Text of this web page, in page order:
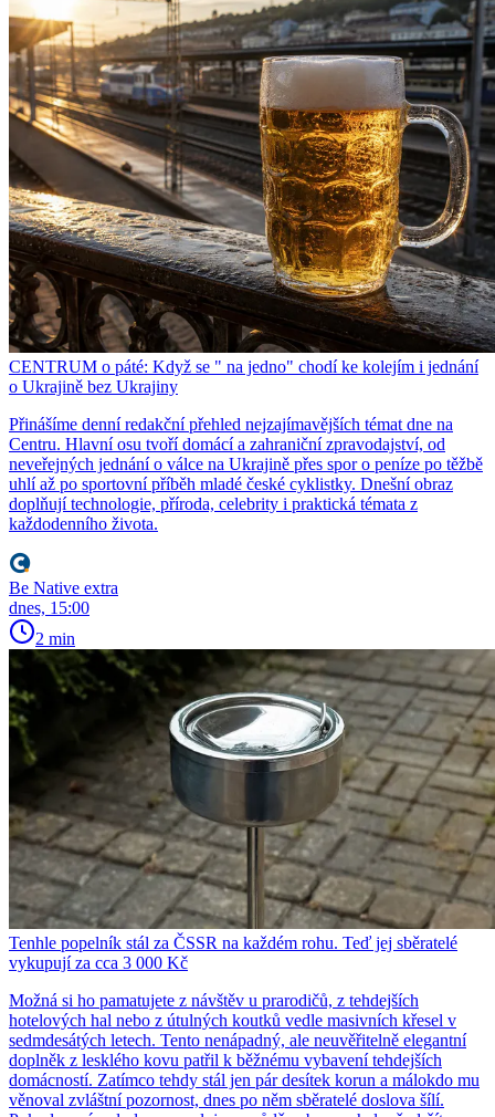
CENTRUM o páté: Když se " na jedno" chodí ke kolejím i jednání
o Ukrajině bez Ukrajiny
Přinášíme denní redakční přehled nejzajímavějších témat dne na
Centru. Hlavní osu tvoří domácí a zahraniční zpravodajství, od
neveřejných jednání o válce na Ukrajině přes spor o peníze po těžbě
uhlí až po sportovní příběh mladé české cyklistky. Dnešní obraz
doplňují technologie, příroda, celebrity i praktická témata z
každodenního života.
Be Native extra
dnes, 15:00
2 min
Tenhle popelník stál za ČSSR na každém rohu. Teď jej sběratelé
vykupují za cca 3 000 Kč
Možná si ho pamatujete z návštěv u prarodičů, z tehdejších
hotelových hal nebo z útulných koutků vedle masivních křesel v
sedmdesátých letech. Tento nenápadný, ale neuvěřitelně elegantní
doplněk z lesklého kovu patřil k běžnému vybavení tehdejších
domácností. Zatímco tehdy stál jen pár desítek korun a málokdo mu
věnoval zvláštní pozornost, dnes po něm sběratelé doslova šílí.